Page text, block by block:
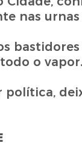
nas
o vapor.